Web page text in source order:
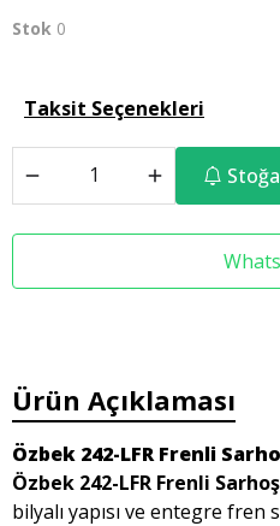
Stok 0
Taksit Seçenekleri
Ürün Açıklaması
Özbek 242-LFR Frenli
Özbek 242-LFR Frenli
bilyalı yapısı ve entegre fren